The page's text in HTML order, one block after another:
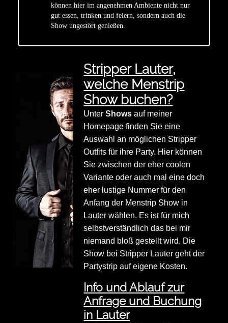
können hier im angenehmen Ambiente nicht nur
gut essen, trinken und feiern, sondern auch die
Show ungestört genießen.
Stripper Lauter,
welche Menstrip
Show buchen?
UnterShows auf meiner
Homepage finden Sie eine
Auswahl an möglichen Stripper
Outfits für ihre Party. Hier können
Sie zwischen der eher coolen
Variante oder auch mal eine doch
eher lustige Nummer für den
Anfang der Menstrip Show in
Lauter wählen. Es ist für mich
selbstverständlich das bei mir
niemand bloß gestellt wird. Die
Show bei Stripper Lauter geht der
Partystrip auf eigene Kosten.
Info und Ablauf zur
Anfrage und Buchung
in Lauter